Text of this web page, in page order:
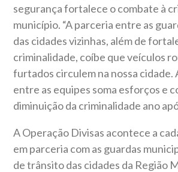
segurança fortalece o combate à
município. “A parceria entre as
das cidades vizinhas, além de
criminalidade, coíbe que veículos
furtados circulem na nossa cidade.
entre as equipes soma esforços e
diminuição da criminalidade ano
A Operação Divisas acontece a
em parceria com as guardas
de trânsito das cidades da Região